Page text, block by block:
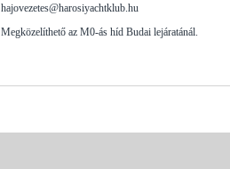
hajovezetes@harosiyachtklub.hu
Megközelíthető az M0-ás híd Budai lejáratánál.